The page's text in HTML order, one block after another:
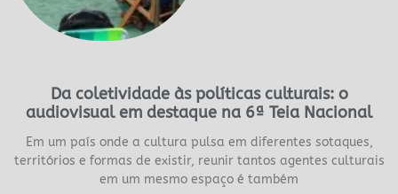
Da coletividade às políticas culturais: o
audiovisual em destaque na 6ª Teia Nacional
Em um país onde a cultura pulsa em diferentes sotaques,
territórios e formas de existir, reunir tantos agentes culturais
em um mesmo espaço é também